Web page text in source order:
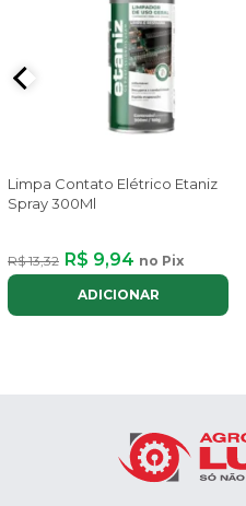
Limpa Contato Elétrico Etaniz
Spray 300Ml
R$ 13,32 R$ 9,94 no Pix
ADICIONAR